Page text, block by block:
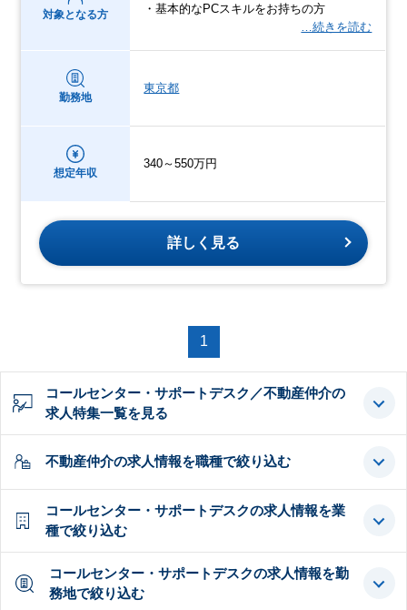
対象となる方
・基本的なPCスキルをお持ちの方
…続きを読む
勤務地
東京都
想定年収
340～550万円
詳しく見る
1
コールセンター・サポートデスク／不動産仲介の
求人特集一覧を見る
不動産仲介の求人情報を職種で絞り込む
コールセンター・サポートデスクの求人情報を業
種で絞り込む
コールセンター・サポートデスクの求人情報を勤
務地で絞り込む